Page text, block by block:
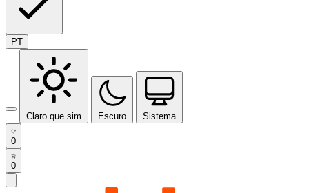
PT
Claro que sim Escuro Sistema
0
0